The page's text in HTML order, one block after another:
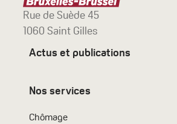
Rue de Suède 45
1060 Saint Gilles
Actus et publications
Nos services
Chômage